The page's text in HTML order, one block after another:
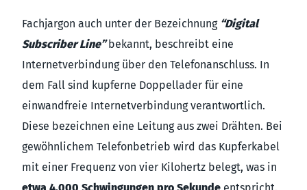
Fachjargon auch unter der Bezeichnung “Digital
Subscriber Line”bekannt, beschreibt eine
Internetverbindung über den Telefonanschluss. In
dem Fall sind kupferne Doppellader für eine
einwandfreie Internetverbindung verantwortlich.
Diese bezeichnen eine Leitung aus zwei Drähten. Bei
gewöhnlichem Telefonbetrieb wird das Kupferkabel
mit einer Frequenz von vier Kilohertz belegt, was in